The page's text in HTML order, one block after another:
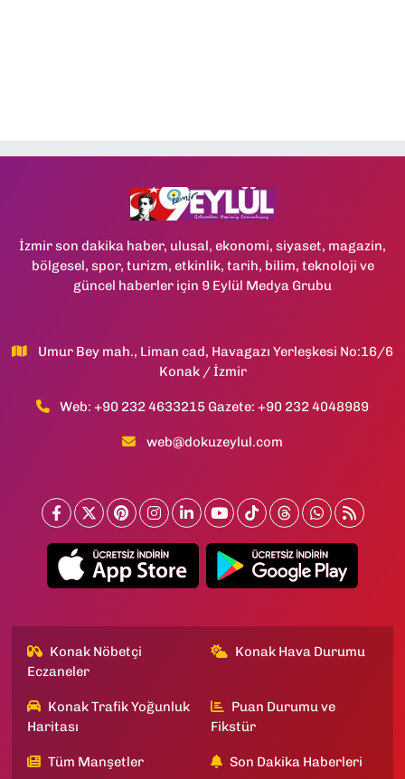
İzmir son dakika haber, ulusal, ekonomi, siyaset, magazin,
bölgesel, spor, turizm, etkinlik, tarih, bilim, teknoloji ve
güncel haberler için 9 Eylül Medya Grubu
Umur Bey mah., Liman cad, Havagazı Yerleşkesi No:16/6
Konak / İzmir
Web: +90 232 4633215 Gazete: +90 232 4048989
web@dokuzeylul.com
Konak Nöbetçi
Eczaneler
Konak Hava Durumu
Konak Trafik Yoğunluk
Haritası
Puan Durumu ve
Fikstür
Tüm Manşetler Son Dakika Haberleri